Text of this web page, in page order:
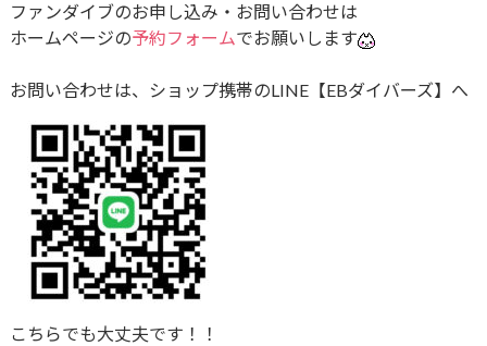
ファンダイブのお申し込み・お問い合わせは
ホームページの予約フォームでお願いします
お問い合わせは、ショップ携帯のLINE【EBダイバーズ】へ
こちらでも大丈夫です！！